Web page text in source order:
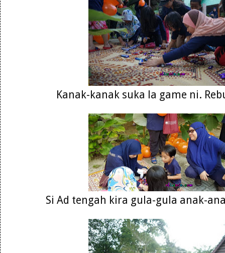
Kanak-kanak suka la game ni.
Si Ad tengah kira gula-gula anak-